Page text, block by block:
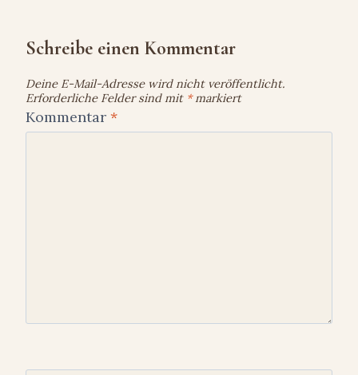
Schreibe einen Kommentar
Deine E-Mail-Adresse wird nicht veröffentlicht.
Erforderliche Felder sind mit *markiert
Kommentar *